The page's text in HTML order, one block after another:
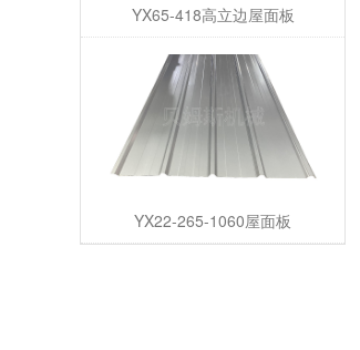
YX65-418高立边屋面板
YX22-265-1060屋面板